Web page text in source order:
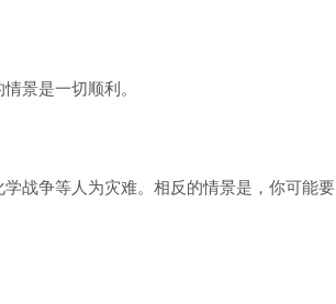
景是一切顺利。
战争等人为灾难。相反的情景是，你可能要